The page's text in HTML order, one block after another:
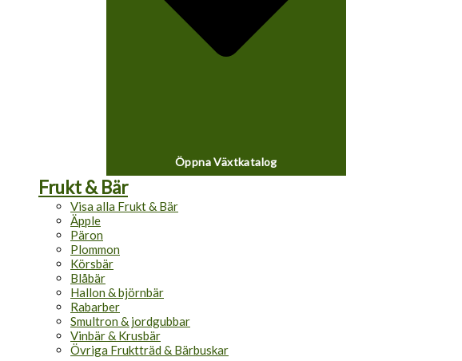
Öppna Växtkatalog
Frukt & Bär
Visa alla Frukt & Bär
Äpple
Päron
Plommon
Körsbär
Blåbär
Hallon & björnbär
Rabarber
Smultron & jordgubbar
Vinbär & Krusbär
Övriga Fruktträd & Bärbuskar